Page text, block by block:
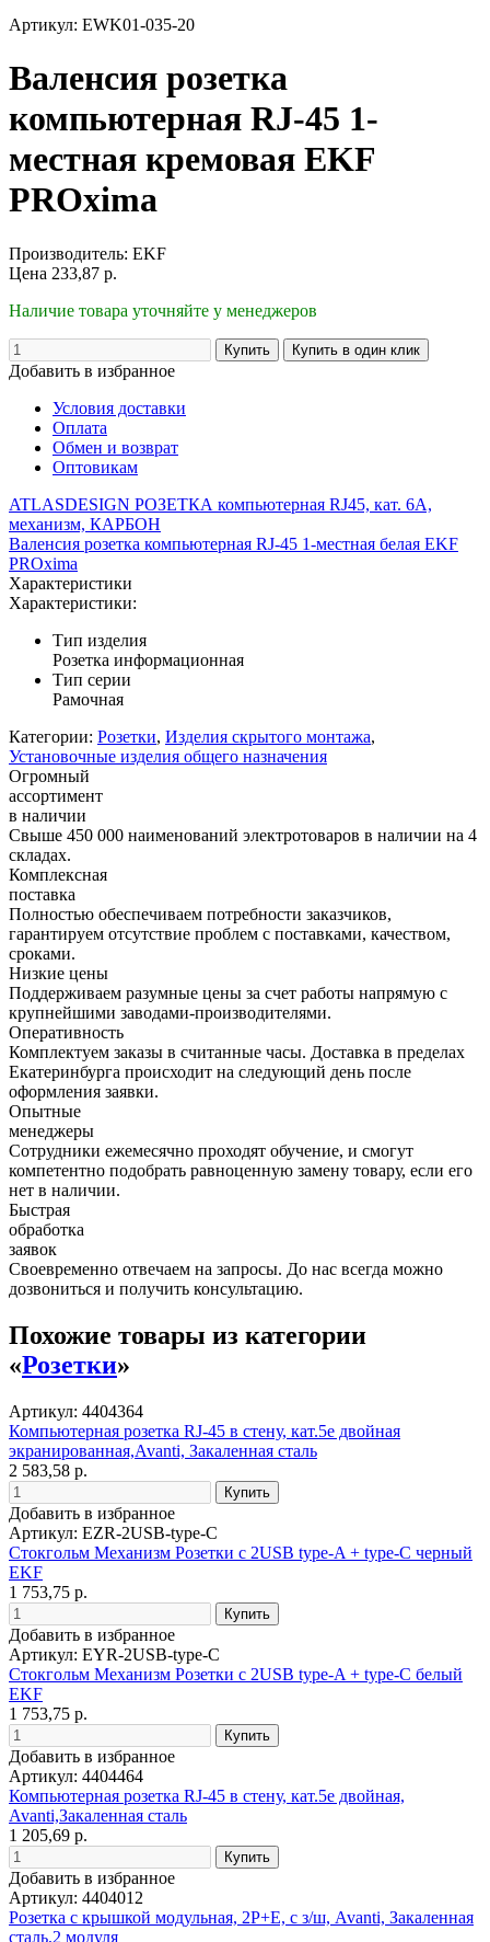
Артикул: EWK01-035-20
Валенсия розетка
компьютерная RJ-45 1-
местная кремовая EKF
PROxima
Производитель: EKF
Цена 233,87 р.
Наличие товара уточняйте у менеджеров
Добавить в избранное
Условия доставки
Оплата
Обмен и возврат
Оптовикам
ATLASDESIGN РОЗЕТКА компьютерная RJ45, кат. 6A,
механизм, КАРБОН
Валенсия розетка компьютерная RJ-45 1-местная белая EKF
PROxima
Характеристики
Характеристики:
Тип изделия
Розетка информационная
Тип серии
Рамочная
Категории: Розетки, Изделия скрытого монтажа,
Установочные изделия общего назначения
Огромный
ассортимент
в наличии
Свыше 450 000 наименований электротоваров в наличии на 4
складах.
Комплексная
поставка
Полностью обеспечиваем потребности заказчиков,
гарантируем отсутствие проблем с поставками, качеством,
сроками.
Низкие цены
Поддерживаем разумные цены за счет работы напрямую с
крупнейшими заводами-производителями.
Оперативность
Комплектуем заказы в считанные часы. Доставка в пределах
Екатеринбурга происходит на следующий день после
оформления заявки.
Опытные
менеджеры
Сотрудники ежемесячно проходят обучение, и смогут
компетентно подобрать равноценную замену товару, если его
нет в наличии.
Быстрая
обработка
заявок
Своевременно отвечаем на запросы. До нас всегда можно
дозвониться и получить консультацию.
Похожие товары из категории
«Розетки»
Артикул: 4404364
Компьютерная розетка RJ-45 в стену, кат.5e двойная
экранированная,Avanti, Закаленная сталь
2 583,58 р.
Добавить в избранное
Артикул: EZR-2USB-type-C
Стокгольм Механизм Розетки с 2USB type-A + type-C черный
EKF
1 753,75 р.
Добавить в избранное
Артикул: EYR-2USB-type-C
Стокгольм Механизм Розетки с 2USB type-A + type-C белый
EKF
1 753,75 р.
Добавить в избранное
Артикул: 4404464
Компьютерная розетка RJ-45 в стену, кат.5e двойная,
Avanti,Закаленная сталь
1 205,69 р.
Добавить в избранное
Артикул: 4404012
Розетка с крышкой модульная, 2P+E, с з/ш, Avanti, Закаленная
сталь,2 модуля